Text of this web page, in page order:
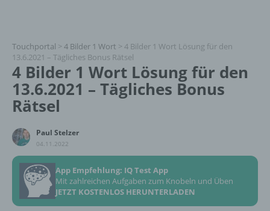
Touchportal > 4 Bilder 1 Wort > 4 Bilder 1 Wort Lösung für den
13.6.2021 – Tägliches Bonus Rätsel
4 Bilder 1 Wort Lösung für den
13.6.2021 – Tägliches Bonus
Rätsel
Paul Stelzer
04.11.2022
App Empfehlung: IQ Test App
Mit zahlreichen Aufgaben zum Knobeln und Üben
JETZT KOSTENLOS HERUNTERLADEN